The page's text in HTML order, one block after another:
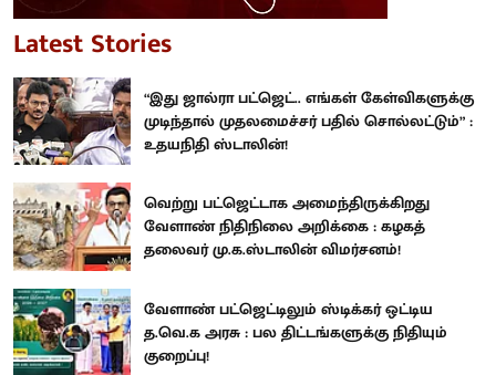
Latest Stories
“இது ஜால்ரா பட்ஜெட்.. எங்கள் கேள்விகளுக்கு
முடிந்தால் முதலமைச்சர் பதில் சொல்லட்டும்” :
உதயநிதி ஸ்டாலின்!
வெற்று பட்ஜெட்டாக அமைந்திருக்கிறது
வேளாண் நிதிநிலை அறிக்கை : கழகத்
தலைவர் மு.க.ஸ்டாலின் விமர்சனம்!
வேளாண் பட்ஜெட்டிலும் ஸ்டிக்கர் ஒட்டிய
த.வெ.க அரசு : பல திட்டங்களுக்கு நிதியும்
குறைப்பு!